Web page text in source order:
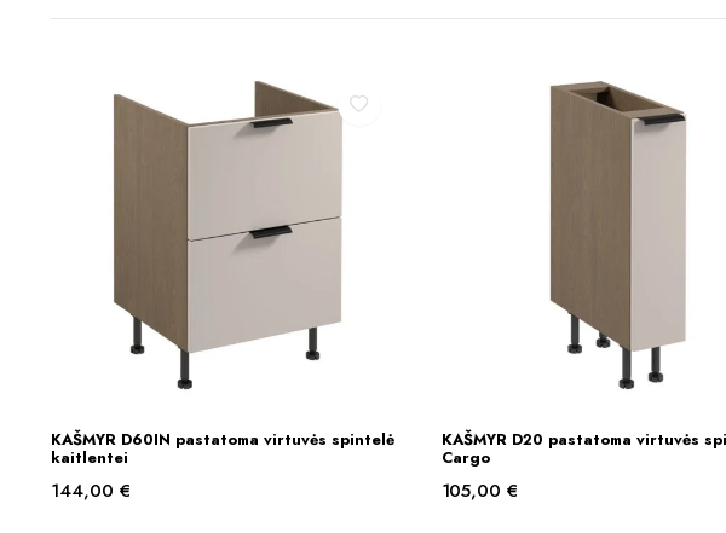
Į KREPŠELĮ
KAŠMYR D60IN pastatoma virtuvės spintelė
kaitlentei
144,00 €
Į KREPŠELĮ
KAŠMYR D20 pastatoma virtuvės
Cargo
105,00€